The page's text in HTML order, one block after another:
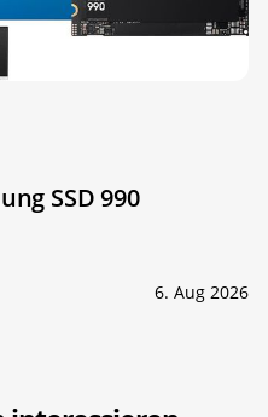
SSD 990
6. Aug 2026